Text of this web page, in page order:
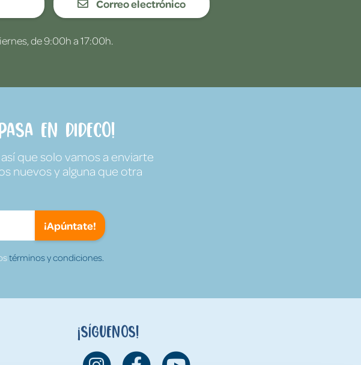
Correo electrónico
de 9:00h a 17:00h.
en Dideco!
que solo vamos a enviarte
nuevos y alguna que otra
¡Apúntate!
términos y condiciones.
¡Síguenos!